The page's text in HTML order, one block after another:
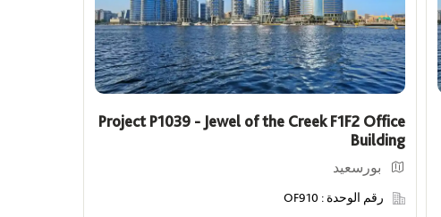
Project P1039 - Jewel of the Creek F1F2 Office
Building
بورسعيد
رقم الوحدة : OF910